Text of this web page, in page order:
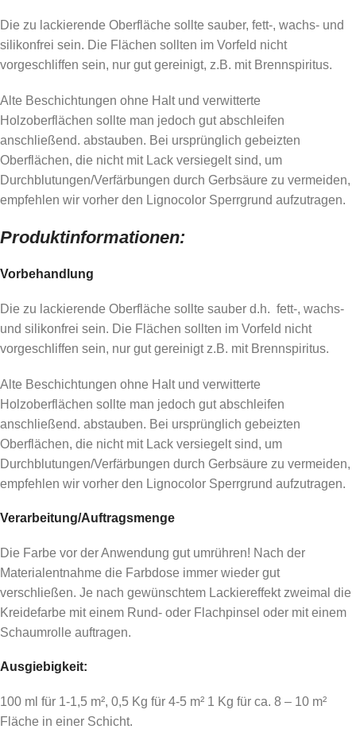
Die zu lackierende Oberfläche sollte sauber, fett-, wachs- und
silikonfrei sein. Die Flächen sollten im Vorfeld nicht
vorgeschliffen sein, nur gut gereinigt, z.B. mit Brennspiritus.
Alte Beschichtungen ohne Halt und verwitterte
Holzoberflächen sollte man jedoch gut abschleifen
anschließend. abstauben. Bei ursprünglich gebeizten
Oberflächen, die nicht mit Lack versiegelt sind, um
Durchblutungen/Verfärbungen durch Gerbsäure zu vermeiden,
empfehlen wir vorher den Lignocolor Sperrgrund aufzutragen.
Produktinformationen:
Vorbehandlung
Die zu lackierende Oberfläche sollte sauber d.h. fett-, wachs-
und silikonfrei sein. Die Flächen sollten im Vorfeld nicht
vorgeschliffen sein, nur gut gereinigt z.B. mit Brennspiritus.
Alte Beschichtungen ohne Halt und verwitterte
Holzoberflächen sollte man jedoch gut abschleifen
anschließend. abstauben. Bei ursprünglich gebeizten
Oberflächen, die nicht mit Lack versiegelt sind, um
Durchblutungen/Verfärbungen durch Gerbsäure zu vermeiden,
empfehlen wir vorher den Lignocolor Sperrgrund aufzutragen.
Verarbeitung/Auftragsmenge
Die Farbe vor der Anwendung gut umrühren! Nach der
Materialentnahme die Farbdose immer wieder gut
verschließen. Je nach gewünschtem Lackiereffekt zweimal die
Kreidefarbe mit einem Rund- oder Flachpinsel oder mit einem
Schaumrolle auftragen.
Ausgiebigkeit:
100 ml für 1-1,5 m², 0,5 Kg für 4-5 m² 1 Kg für ca. 8 – 10 m²
Fläche in einer Schicht.